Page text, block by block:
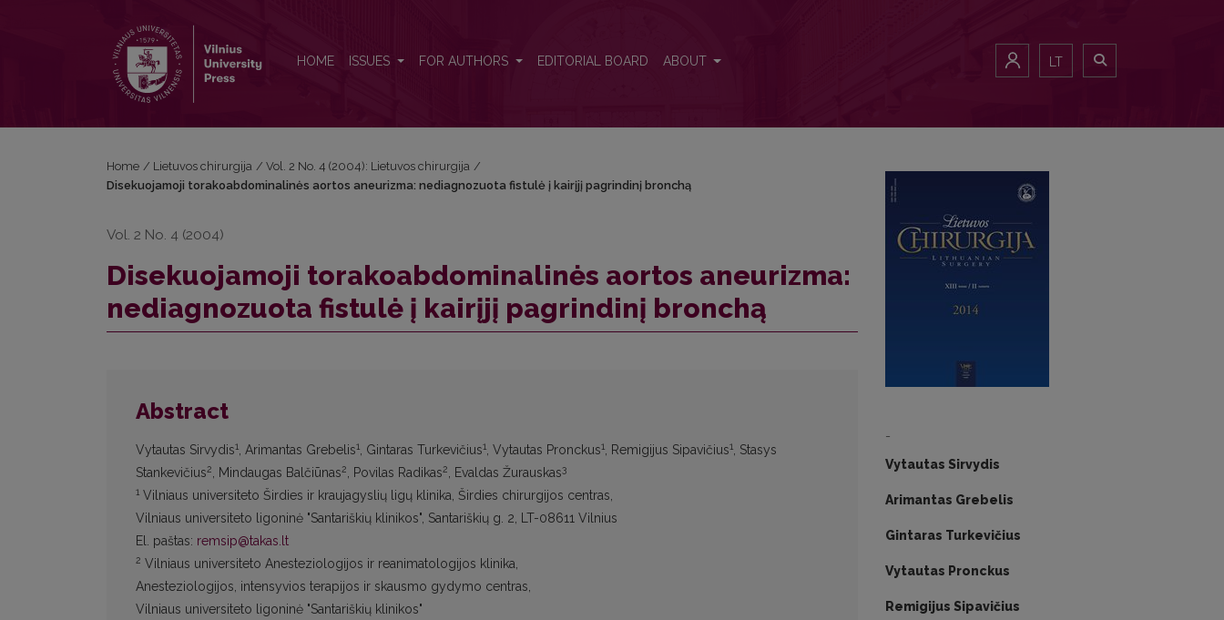
HOME ISSUES FOR AUTHORS EDITORIAL BOARD ABOUT LT
-
Vytautas Sirvydis
Arimantas Grebelis
Gintaras Turkevičius
Vytautas Pronckus
Remigijus Sipavičius
Home / Lietuvos chirurgija / Vol. 2 No. 4 (2004): Lietuvos chirurgija /
Disekuojamoji torakoabdominalinės aortos aneurizma: nediagnozuota fistulė į kairįjį pagrindinį bronchą
Vol. 2 No. 4 (2004)
Disekuojamoji torakoabdominalinės aortos aneurizma:
nediagnozuota fistulė į kairįjį pagrindinį bronchą
Abstract
Vytautas Sirvydis1, Arimantas Grebelis1, Gintaras Turkevičius1, Vytautas Pronckus1, Remigijus Sipavičius1, Stasys
Stankevičius2, Mindaugas Balčiūnas2, Povilas Radikas2, Evaldas Žurauskas3
1 Vilniaus universiteto Širdies ir kraujagyslių ligų klinika, Širdies chirurgijos centras,
Vilniaus universiteto ligoninė "Santariškių klinikos", Santariškių g. 2, LT-08611 Vilnius
El. paštas: remsip@takas.lt
2 Vilniaus universiteto Anesteziologijos ir reanimatologijos klinika,
Anesteziologijos, intensyvios terapijos ir skausmo gydymo centras,
Vilniaus universiteto ligoninė "Santariškių klinikos"